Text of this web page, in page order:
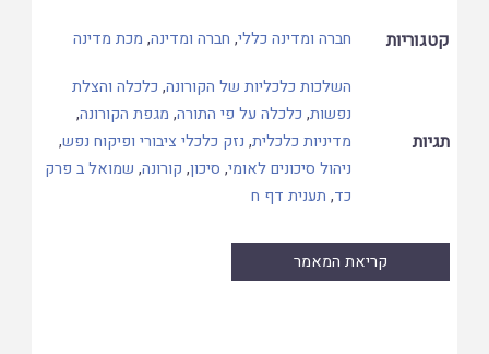
קטגוריות חברה ומדינה כללי, חברה ומדינה, מכת מדינה
תגיות
השלכות כלכליות של הקורונה, כלכלה והצלת
נפשות, כלכלה על פי התורה, מגפת הקורונה,
מדיניות כלכלית, נזק כלכלי ציבורי ופיקוח נפש,
ניהול סיכונים לאומי, סיכון, קורונה, שמואל ב פרק
כד, תענית דף ח
קריאת המאמר